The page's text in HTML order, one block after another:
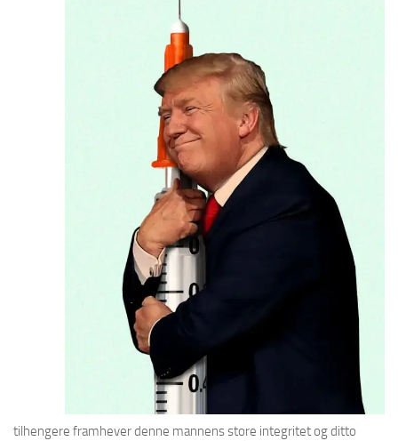
tilhengere framhever denne mannens store integritet og ditto